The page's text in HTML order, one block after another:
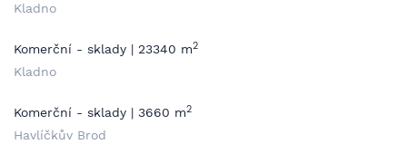
Kladno
Komerční - sklady | 23340 m2
Kladno
Komerční - sklady | 3660 m2
Havlíčkův Brod